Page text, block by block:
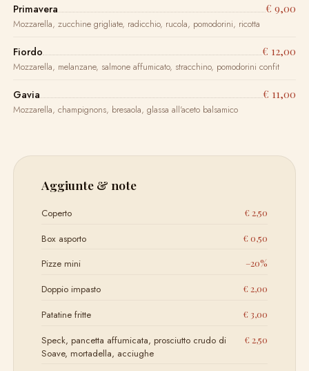
Primavera € 9,00
Mozzarella, zucchine grigliate, radicchio, rucola, pomodorini, ricotta
Fiordo € 12,00
Mozzarella, melanzane, salmone affumicato, stracchino, pomodorini confit
Gavia € 11,00
Mozzarella, champignons, bresaola, glassa all'aceto balsamico
Aggiunte & note
Coperto € 2,50
Box asporto € 0,50
Pizze mini –20%
Doppio impasto € 2,00
Patatine fritte € 3,00
Speck, pancetta affumicata, prosciutto crudo di
Soave, mortadella, acciughe
€ 2,50